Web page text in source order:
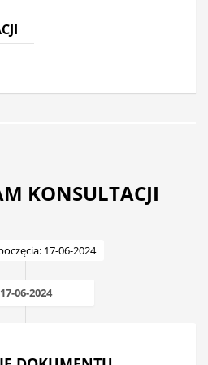
KONSULTACJI
17-06-2024
17-06-2024